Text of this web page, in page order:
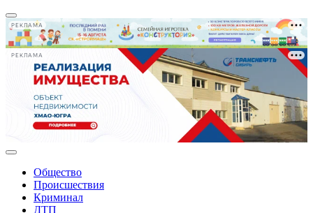
РЕКЛАМА
РЕКЛАМА
Общество
Происшествия
Криминал
ДТП